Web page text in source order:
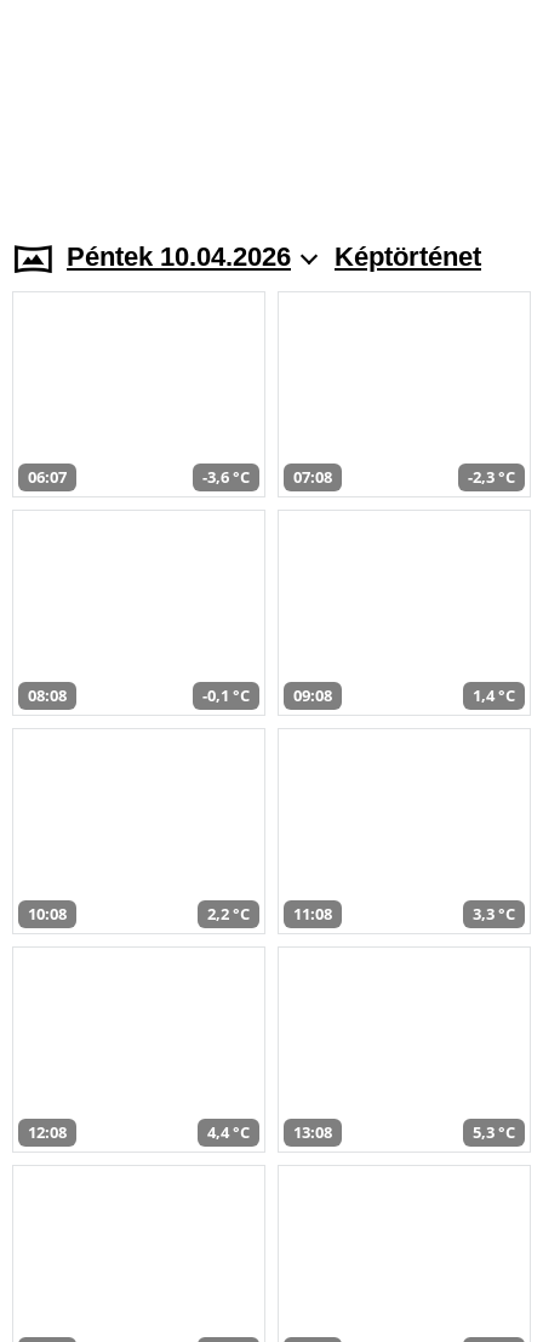
Péntek 10.04.2026 Képtörténet
06:07 -3,6 °C 07:08 -2,3 °C
08:08 -0,1 °C 09:08 1,4 °C
10:08 2,2 °C 11:08 3,3 °C
12:08 4,4 °C 13:08 5,3 °C